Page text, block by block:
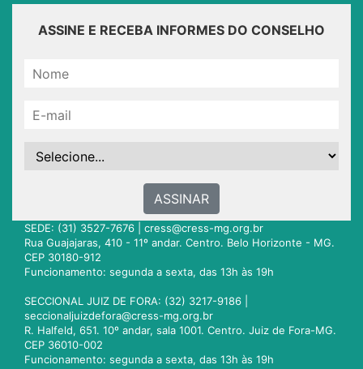
ASSINE E RECEBA INFORMES DO CONSELHO
ASSINAR
SEDE: (31) 3527-7676 | cress@cress-mg.org.br
Rua Guajajaras, 410 - 11º andar. Centro. Belo Horizonte - MG.
CEP 30180-912
Funcionamento: segunda a sexta, das 13h às 19h
SECCIONAL JUIZ DE FORA: (32) 3217-9186 |
seccionaljuizdefora@cress-mg.org.br
R. Halfeld, 651. 10º andar, sala 1001. Centro. Juiz de Fora-MG.
CEP 36010-002
Funcionamento: segunda a sexta, das 13h às 19h